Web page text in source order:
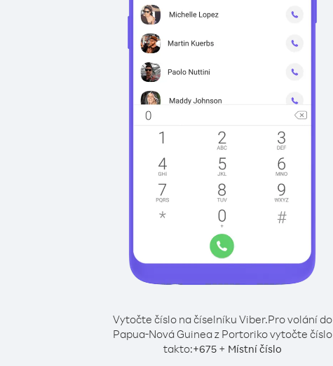
Vytočte číslo na číselníku Viber.Pro volání do
Papua-Nová Guinea z Portoriko vytočte číslo
takto:+675+ Místní číslo